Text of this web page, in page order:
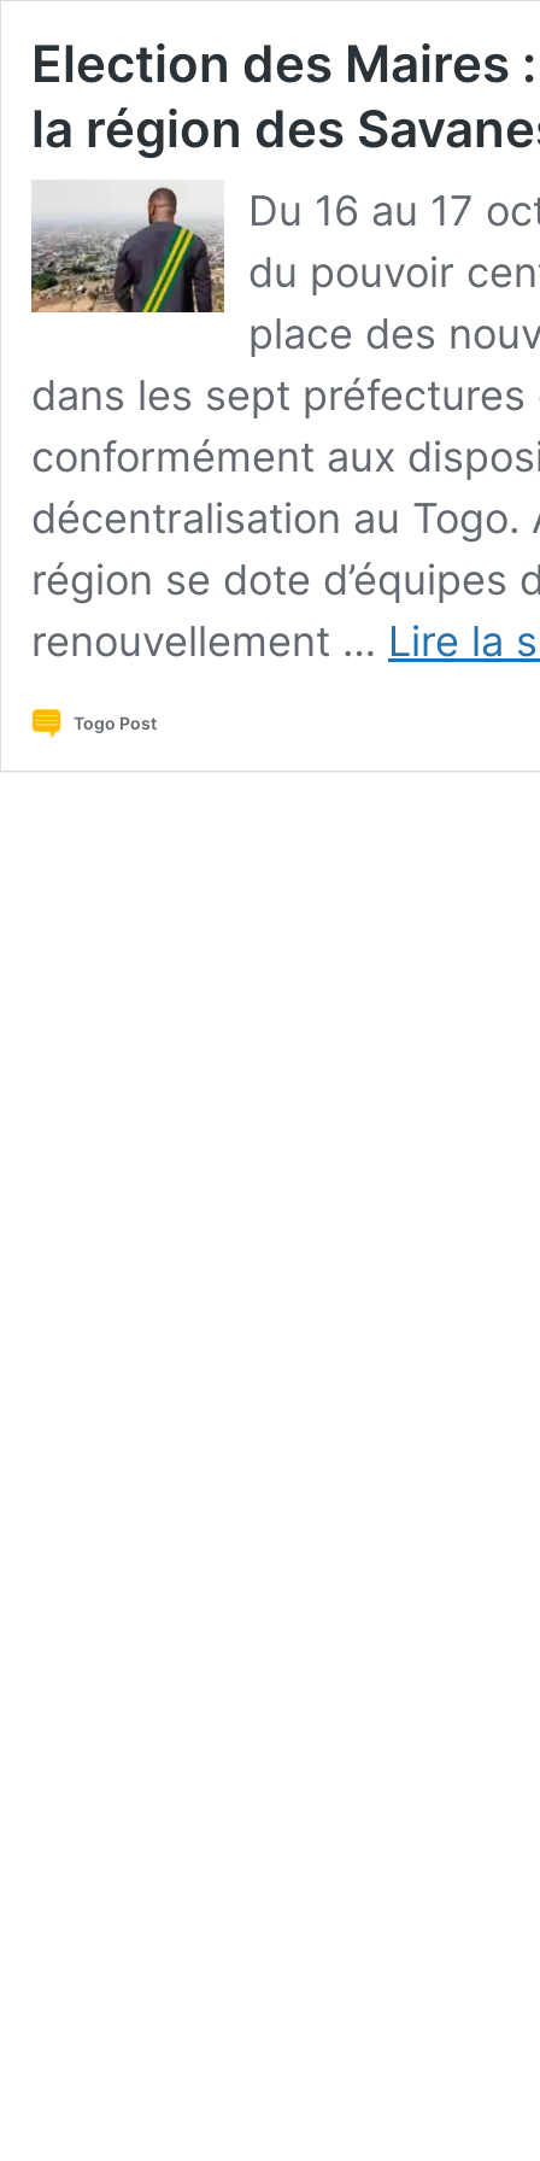
Election des Maires
la région des
Du 16 au 17
du pouvoir
place des
dans les sept
conformément aux
décentralisation au Togo.
région se dote d’équipes
renouvellement … Lire la
Togo Post